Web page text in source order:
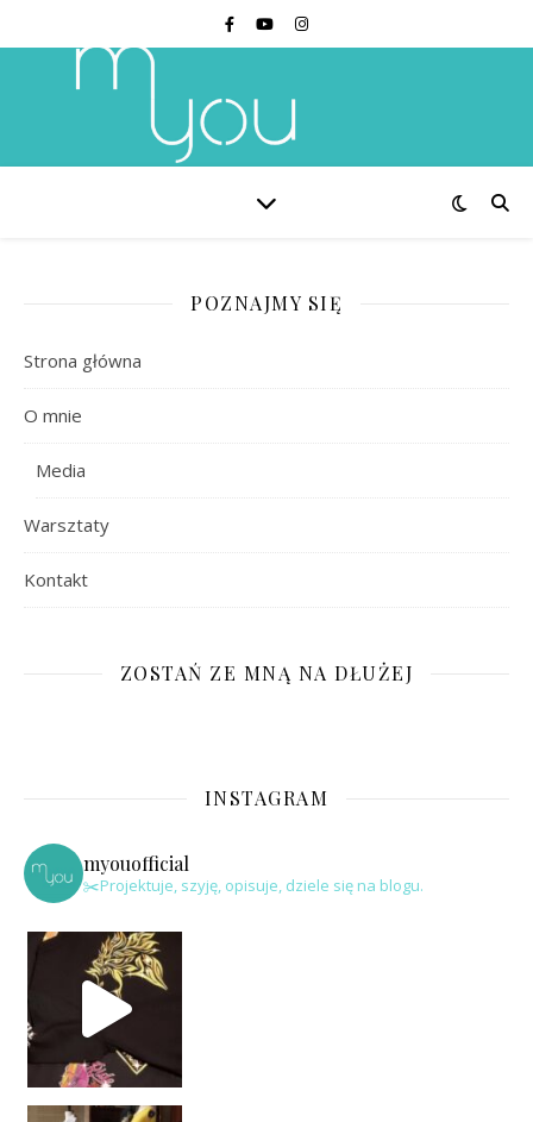
POZNAJMY SIĘ
Strona główna
O mnie
Media
Warsztaty
Kontakt
ZOSTAŃ ZE MNĄ NA DŁUŻEJ
INSTAGRAM
myouofficial
✂️Projektuje, szyję, opisuje, dziele się na blogu.